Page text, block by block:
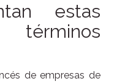
estas
términos
de empresas de